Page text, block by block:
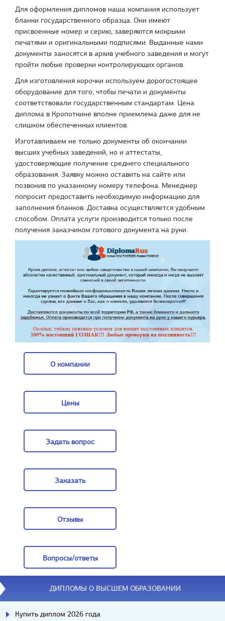
Для оформления дипломов наша компания использует
бланки государственного образца. Они имеют
присвоенные номер и серию, заверяются мокрыми
печатями и оригинальными подписями. Выданные нами
документы заносятся в архив учебного заведения и могут
пройти любые проверки контролирующих органов.
Для изготовления корочки используем дорогостоящее
оборудование для того, чтобы печати и документы
соответствовали государственным стандартам. Цена
диплома в Кропоткине вполне приемлема даже для не
слишком обеспеченных клиентов.
Изготавливаем не только документы об окончании
высших учебных заведений, но и аттестаты,
удостоверяющие получение среднего специального
образования. Заявку можно оставить на сайте или
позвонив по указанному номеру телефона. Менеджер
попросит предоставить необходимую информацию для
заполнения бланков. Доставка осуществляется удобным
способом. Оплата услуги производится только после
получения заказчиком готового документа на руки.
О компании
Цены
Задать вопрос
Заказать
Отзывы
Вопросы/ответы
Вопросы/ответы
ДИПЛОМЫ О ВЫСШЕМ ОБРАЗОВАНИИ
Купить диплом 2026 года